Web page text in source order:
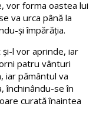
vor forma oastea lui
va urca până la
și împărăția.
l vor aprinde, iar
patru vânturi
iar pământul va
închinându-se în
curată înaintea